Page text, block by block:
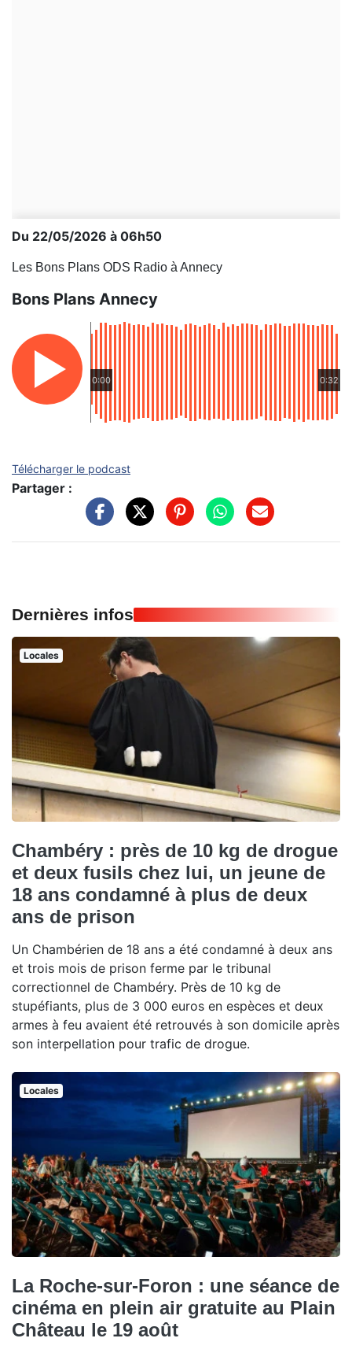
Du 22/05/2026 à 06h50
Les Bons Plans ODS Radio à Annecy
Bons Plans Annecy
0:00 0:32
Télécharger le podcast
Partager :
Dernières infos
Locales
Chambéry : près de 10 kg de drogue
et deux fusils chez lui, un jeune de
18 ans condamné à plus de deux
ans de prison
Un Chambérien de 18 ans a été condamné à deux ans
et trois mois de prison ferme par le tribunal
correctionnel de Chambéry. Près de 10 kg de
stupéfiants, plus de 3 000 euros en espèces et deux
armes à feu avaient été retrouvés à son domicile après
son interpellation pour trafic de drogue.
Locales
La Roche-sur-Foron : une séance de
cinéma en plein air gratuite au Plain
Château le 19 août